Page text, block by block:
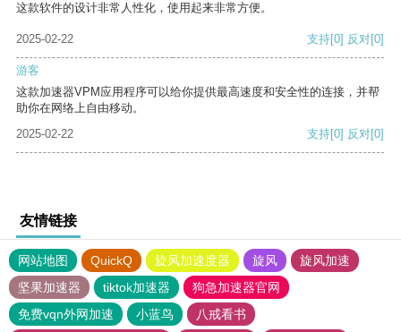
这款软件的设计非常人性化，使用起来非常方便。
2025-02-22 支持[0] 反对[0]
游客
这款加速器VPM应用程序可以给你提供最高速度和安全性的连接，并帮
助你在网络上自由移动。
2025-02-22
支持[0] 反对[0]
友情链接
网站地图 QuickQ 旋风加速度器 旋风
旋风加速
坚果加速器
tiktok加速器
狗急加速器官网
免费vqn外网加速
小蓝鸟 八戒看书